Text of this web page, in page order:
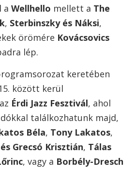
a Wellhello mellett a The
, Sterbinszky és Náksi,
örömére Kovácsovics
lép.
keretében
között kerül
Érdi Jazz Fesztivál, ahol
találkozhatunk majd,
Béla, Tony Lakatos,
Grecsó Krisztián, Tálas
, vagy a Borbély-Dresch